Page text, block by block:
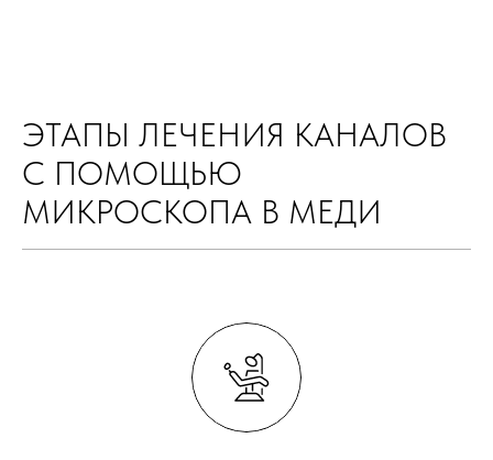
ЭТАПЫ ЛЕЧЕНИЯ КАНАЛОВ
С ПОМОЩЬЮ
МИКРОСКОПА В МЕДИ